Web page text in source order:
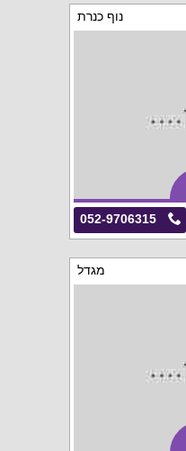
נוף כנרת
052-9706315
מגדל